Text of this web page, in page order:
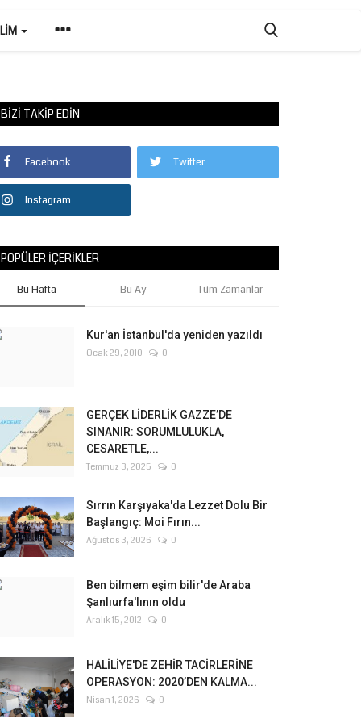
BIZI TAKIP EDIN
Facebook Twitter
Instagram
POPÜLER İÇERIKLER
Bu Hafta Bu Ay Tüm Zamanlar
Kur'an İstanbul'da yeniden yazıldı
Ocak 29, 2010 0
GERÇEK LİDERLİK GAZZE’DE
SINANIR: SORUMLULUKLA,
CESARETLE,...
Temmuz 3, 2025 0
Sırrın Karşıyaka'da Lezzet Dolu Bir
Başlangıç: Moi Fırın...
Ağustos 3, 2026 0
Ben bilmem eşim bilir'de Araba
Şanlıurfa'lının oldu
Aralık 15, 2012 0
HALİLİYE'DE ZEHİR TACİRLERİNE
OPERASYON: 2020’DEN KALMA...
Nisan 1, 2026 0